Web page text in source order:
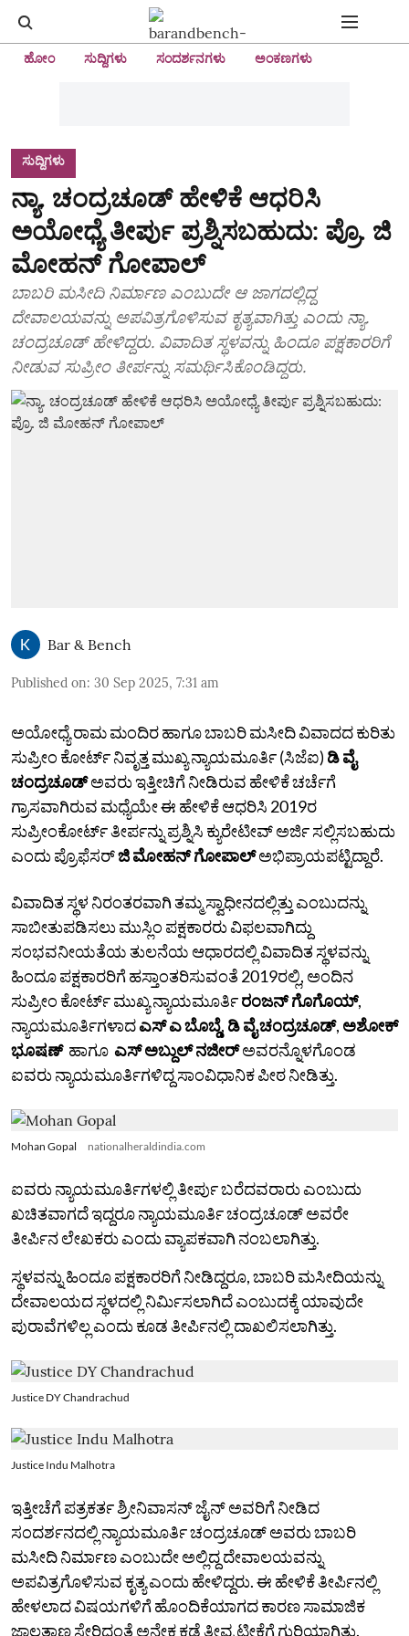
ಹೋಂ ಸುದ್ದಿಗಳು ಸಂದರ್ಶನಗಳು ಅಂಕಣಗಳು
ಸುದ್ದಿಗಳು
ನ್ಯಾ. ಚಂದ್ರಚೂಡ್ ಹೇಳಿಕೆ ಆಧರಿಸಿ
ಅಯೋಧ್ಯೆ ತೀರ್ಪು ಪ್ರಶ್ನಿಸಬಹುದು: ಪ್ರೊ. ಜಿ
ಮೋಹನ್ ಗೋಪಾಲ್
ಬಾಬರಿ ಮಸೀದಿ ನಿರ್ಮಾಣ ಎಂಬುದೇ ಆ ಜಾಗದಲ್ಲಿದ್ದ
ದೇವಾಲಯವನ್ನು ಅಪವಿತ್ರಗೊಳಿಸುವ ಕೃತ್ಯವಾಗಿತ್ತು ಎಂದು ನ್ಯಾ.
ಚಂದ್ರಚೂಡ್ ಹೇಳಿದ್ದರು. ವಿವಾದಿತ ಸ್ಥಳವನ್ನು ಹಿಂದೂ ಪಕ್ಷಕಾರರಿಗೆ
ನೀಡುವ ಸುಪ್ರೀಂ ತೀರ್ಪನ್ನು ಸಮರ್ಥಿಸಿಕೊಂಡಿದ್ದರು.
Bar & Bench
Published on: 30 Sep 2025, 7:31 am
ಅಯೋಧ್ಯೆ ರಾಮ ಮಂದಿರ ಹಾಗೂ ಬಾಬರಿ ಮಸೀದಿ ವಿವಾದದ ಕುರಿತು
ಸುಪ್ರೀಂ ಕೋರ್ಟ್‌ ನಿವೃತ್ತ ಮುಖ್ಯ ನ್ಯಾಯಮೂರ್ತಿ (ಸಿಜೆಐ) ಡಿ ವೈ
ಚಂದ್ರಚೂಡ್ಅವರು ಇತ್ತೀಚಿಗೆ ನೀಡಿರುವ ಹೇಳಿಕೆ ಚರ್ಚೆಗೆ
ಗ್ರಾಸವಾಗಿರುವ ಮಧ್ಯೆಯೇ ಈ ಹೇಳಿಕೆ ಆಧರಿಸಿ 2019ರ
ಸುಪ್ರೀಂಕೋರ್ಟ್ ತೀರ್ಪನ್ನು ಪ್ರಶ್ನಿಸಿ ಕ್ಯುರೇಟೀವ್‌ ಅರ್ಜಿ ಸಲ್ಲಿಸಬಹುದು
ಎಂದು ಪ್ರೊಫೆಸರ್ಜಿ ಮೋಹನ್ ಗೋಪಾಲ್ಅಭಿಪ್ರಾಯಪಟ್ಟಿದ್ದಾರೆ.
ವಿವಾದಿತ ಸ್ಥಳ ನಿರಂತರವಾಗಿ ತಮ್ಮ ಸ್ವಾಧೀನದಲ್ಲಿತ್ತು ಎಂಬುದನ್ನು
ಸಾಬೀತುಪಡಿಸಲು ಮುಸ್ಲಿಂ ಪಕ್ಷಕಾರರು ವಿಫಲವಾಗಿದ್ದು
ಸಂಭವನೀಯತೆಯ ತುಲನೆಯ ಆಧಾರದಲ್ಲಿ ವಿವಾದಿತ ಸ್ಥಳವನ್ನು
ಹಿಂದೂ ಪಕ್ಷಕಾರರಿಗೆ ಹಸ್ತಾಂತರಿಸುವಂತೆ 2019ರಲ್ಲಿ, ಅಂದಿನ
ಸುಪ್ರೀಂ ಕೋರ್ಟ್‌ ಮುಖ್ಯ ನ್ಯಾಯಮೂರ್ತಿರಂಜನ್ ಗೊಗೊಯ್,
ನ್ಯಾಯಮೂರ್ತಿಗಳಾದಎಸ್‌ ಎ ಬೊಬ್ಡೆ, ಡಿ ವೈ ಚಂದ್ರಚೂಡ್, ಅಶೋಕ್
ಭೂಷಣ್ಹಾಗೂ ಎಸ್ ಅಬ್ದುಲ್ ನಜೀರ್ಅವರನ್ನೊಳಗೊಂಡ
ಐವರು ನ್ಯಾಯಮೂರ್ತಿಗಳಿದ್ದ ಸಾಂವಿಧಾನಿಕ ಪೀಠ ನೀಡಿತ್ತು.
Mohan Gopal nationalheraldindia.com
ಐವರು ನ್ಯಾಯಮೂರ್ತಿಗಳಲ್ಲಿ ತೀರ್ಪು ಬರೆದವರಾರು ಎಂಬುದು
ಖಚಿತವಾಗದೆ ಇದ್ದರೂ ನ್ಯಾಯಮೂರ್ತಿ ಚಂದ್ರಚೂಡ್ ಅವರೇ
ತೀರ್ಪಿನ ಲೇಖಕರು ಎಂದು ವ್ಯಾಪಕವಾಗಿ ನಂಬಲಾಗಿತ್ತು.
ಸ್ಥಳವನ್ನು ಹಿಂದೂ ಪಕ್ಷಕಾರರಿಗೆ ನೀಡಿದ್ದರೂ, ಬಾಬರಿ ಮಸೀದಿಯನ್ನು
ದೇವಾಲಯದ ಸ್ಥಳದಲ್ಲಿ ನಿರ್ಮಿಸಲಾಗಿದೆ ಎಂಬುದಕ್ಕೆ ಯಾವುದೇ
ಪುರಾವೆಗಳಿಲ್ಲ ಎಂದು ಕೂಡ ತೀರ್ಪಿನಲ್ಲಿ ದಾಖಲಿಸಲಾಗಿತ್ತು.
Justice DY Chandrachud
Justice Indu Malhotra
ಇತ್ತೀಚೆಗೆ ಪತ್ರಕರ್ತ ಶ್ರೀನಿವಾಸನ್ ಜೈನ್ ಅವರಿಗೆ ನೀಡಿದ
ಸಂದರ್ಶನದಲ್ಲಿ ನ್ಯಾಯಮೂರ್ತಿ ಚಂದ್ರಚೂಡ್ ಅವರು ಬಾಬರಿ
ಮಸೀದಿ ನಿರ್ಮಾಣ ಎಂಬುದೇ ಅಲ್ಲಿದ್ದ ದೇವಾಲಯವನ್ನು
ಅಪವಿತ್ರಗೊಳಿಸುವ ಕೃತ್ಯ ಎಂದು ಹೇಳಿದ್ದರು. ಈ ಹೇಳಿಕೆ ತೀರ್ಪಿನಲ್ಲಿ
ಹೇಳಲಾದ ವಿಷಯಗಳಿಗೆ ಹೊಂದಿಕೆಯಾಗದ ಕಾರಣ ಸಾಮಾಜಿಕ
ಜಾಲತಾಣ ಸೇರಿದಂತೆ ಅನೇಕ ಕಡೆ ತೀವ್ರ ಟೀಕೆಗೆ ಗುರಿಯಾಗಿತ್ತು.